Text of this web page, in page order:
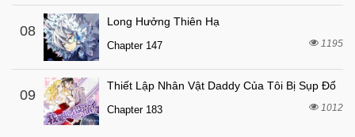
Chapter 5.3 7 tháng trước
Chapter 5.2
Chapter 5
Chapter 4 7 tháng trước
Chapter 3
08
Long Hưởng Thiên Hạ
Chapter 147 1195
09
Thiết Lập Nhân Vật Daddy Của Tôi Bị Sụp Đổ
Chapter 183 1012